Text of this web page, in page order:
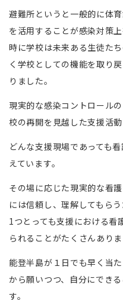
避難所というと一般的に体
を活用することが感染対策
時に学校は未来ある生徒た
く学校としての機能を取り
りました。
現実的な感染コントロール
校の再開を見越した支援活動
どんな支援現場であっても
えています。
その場に応じた現実的な看
には信頼し、理解してもら
1つとっても支援における看
られることがたくさんありま
能登半島が１日でも早く当
から願いつつ、自分にでき
す。